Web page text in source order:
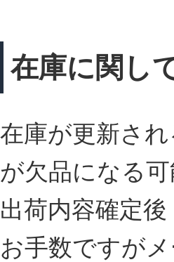
在庫に関し
在庫が更新さ
が欠品になる
出荷内容確定
お手数ですが